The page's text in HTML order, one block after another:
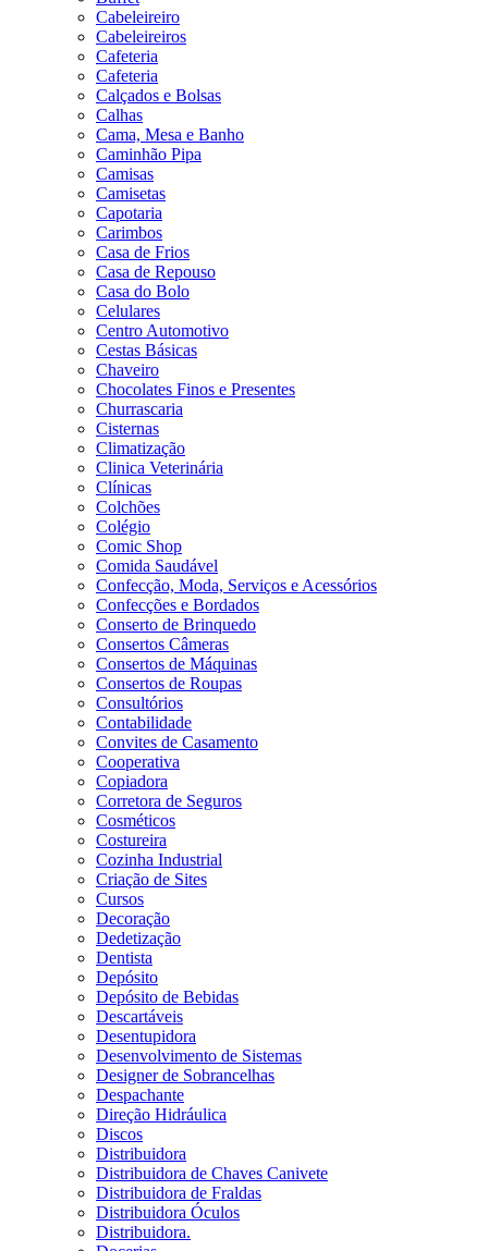
Cabeleireiro
Cabeleireiros
Cafeteria
Cafeteria
Calçados e Bolsas
Calhas
Cama, Mesa e Banho
Caminhão Pipa
Camisas
Camisetas
Capotaria
Carimbos
Casa de Frios
Casa de Repouso
Casa do Bolo
Celulares
Centro Automotivo
Cestas Básicas
Chaveiro
Chocolates Finos e Presentes
Churrascaria
Cisternas
Climatização
Clinica Veterinária
Clínicas
Colchões
Colégio
Comic Shop
Comida Saudável
Confecção, Moda, Serviços e Acessórios
Confecções e Bordados
Conserto de Brinquedo
Consertos Câmeras
Consertos de Máquinas
Consertos de Roupas
Consultórios
Contabilidade
Convites de Casamento
Cooperativa
Copiadora
Corretora de Seguros
Cosméticos
Costureira
Cozinha Industrial
Criação de Sites
Cursos
Decoração
Dedetização
Dentista
Depósito
Depósito de Bebidas
Descartáveis
Desentupidora
Desenvolvimento de Sistemas
Designer de Sobrancelhas
Despachante
Direção Hidráulica
Discos
Distribuidora
Distribuidora de Chaves Canivete
Distribuidora de Fraldas
Distribuidora Óculos
Distribuidora.